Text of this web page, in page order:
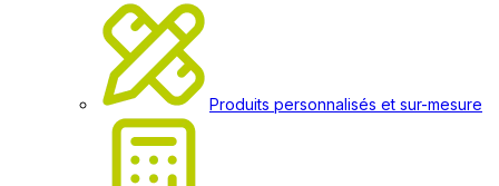
Produits personnalisés et sur-mesure